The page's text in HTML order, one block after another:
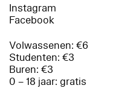
Instagram
Facebook
Volwassenen: €6
Studenten: €3
Buren: €3
0 – 18 jaar: gratis